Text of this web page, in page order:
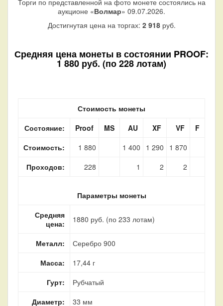
аукционе «Волмар» 09.07.2026.
Достигнутая цена на торгах: 2 918руб.
Средняя цена монеты в состоянии PROOF:
1 880 руб. (по 228 лотам)
Стоимость монеты
Состояние:
Proof MS AU XF VF
F
Стоимость:
1 880 1 400 1 290
1 870
Проходов:
228 1 2 2
Параметры монеты
Средняя
цена:
1880 руб. (по 233 лотам)
Металл:
Серебро 900
Масса:
17,44 г
Гурт:
Рубчатый
Диаметр:
33 мм